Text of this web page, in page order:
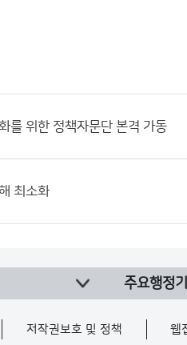
를 위한 정책자문단 본격 가동
최소화
주요행정
저작권보호 및 정책 웹